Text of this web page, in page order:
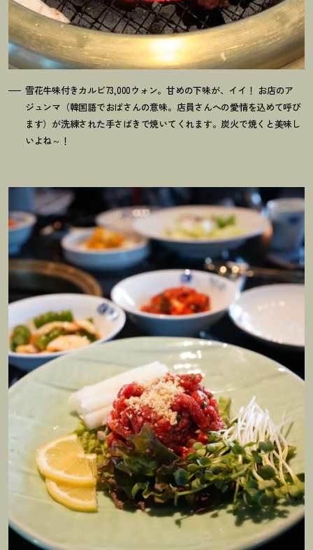
雪花牛味付きカルビ73,000ウォン。甘めの下味が、イイ ！ お店のア
ジュンマ（韓国語でおばさんの意味。店員さんへの愛情を込めて呼び
ます）が洗練された手さばきで焼いてくれます。炭火で焼くと美味し
いよね～ ！